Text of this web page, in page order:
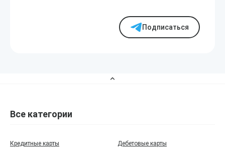
Подписаться
Все категории
Кредитные карты
Дебетовые карты